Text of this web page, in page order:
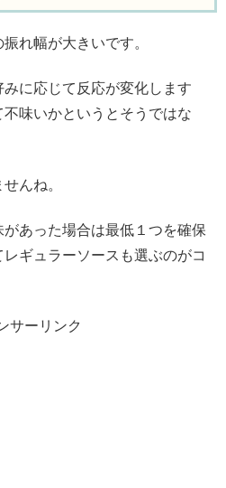
れ幅が大きいです。
に応じて反応が変化します
味いかというとそうではな
んね。
あった場合は最低１つを確保
ギュラーソースも選ぶのがコ
サーリンク